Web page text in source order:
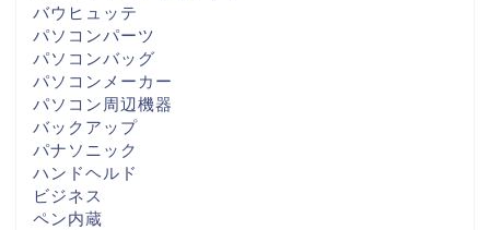
バウヒュッテ
パソコンパーツ
パソコンバッグ
パソコンメーカー
パソコン周辺機器
バックアップ
パナソニック
ハンドヘルド
ビジネス
ペン内蔵